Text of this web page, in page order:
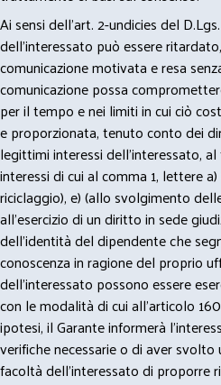
Ai sensi dell’art. 2-undicies del
dell’interessato può essere
comunicazione motivata e resa
comunicazione possa
per il tempo e nei limiti in cui ciò
e proporzionata, tenuto conto dei
legittimi interessi dell’interessato,
interessi di cui al comma 1, lettere
riciclaggio), e) (allo svolgimento
all’esercizio di un diritto in sede
dell’identità del dipendente che
conoscenza in ragione del proprio
dell’interessato possono essere
con le modalità di cui all’articolo
ipotesi, il Garante informerà
verifiche necessarie o di aver
facoltà dell’interessato di proporre